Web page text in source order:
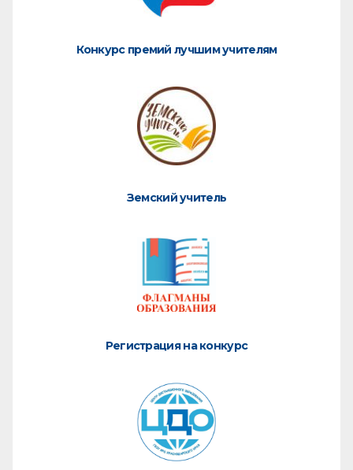
Конкурс премий лучшим учителям
Земский учитель
Регистрация на конкурс